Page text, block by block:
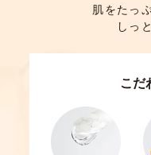
肌をたっ
しっ
こだ